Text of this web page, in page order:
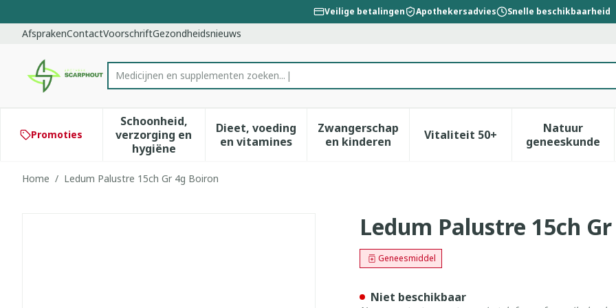
Veilige betalingen Apothekersadvies Snelle beschikbaarheid
AfsprakenContactVoorschriftGezondheidsnieuws
Product, merk, categorie...
Medicijnen en supplementen zoeken...
Promoties
Schoonheid,
verzorging en
hygiëne
Toon submenu voor Schoonheid, verzorging en hygiëne categorie
Dieet, voeding
en vitamines
Toon submenu voor Dieet, voeding en vitamines categorie
Zwangerschap
en kinderenToon submenu voor Zwangerschap en
Vitaliteit 50+Toon submenu voor
Natuur
geneeskunde
Toon
Home / Ledum Palustre 15ch Gr 4g Boiron
Ledum Palustre 15ch Gr 4g BoironLedum Palustre 15ch
Geneesmiddel
Niet beschikbaar